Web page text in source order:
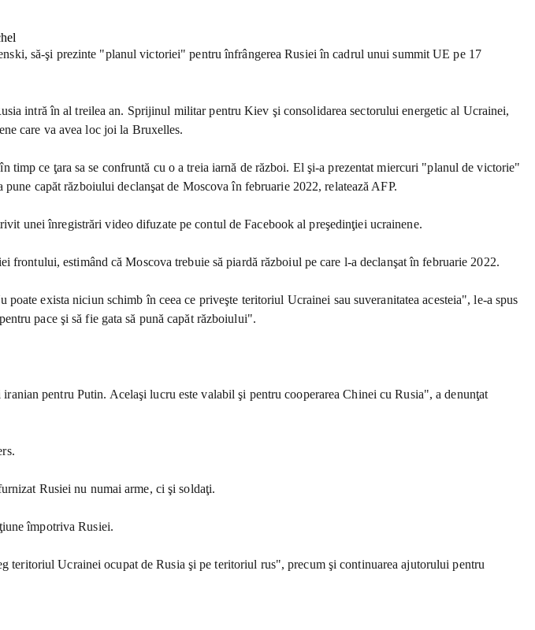
să-şi prezinte "planul victoriei" pentru înfrângerea Rusiei în cadrul unui summit UE pe 17
intră în al treilea an. Sprijinul militar pentru Kiev şi consolidarea sectorului energetic al Ucrainei,
care va avea loc joi la Bruxelles.
ce ţara sa se confruntă cu o a treia iarnă de război. El şi-a prezentat miercuri "planul de victorie"
capăt războiului declanşat de Moscova în februarie 2022, relatează AFP.
unei înregistrări video difuzate pe contul de Facebook al preşedinţiei ucrainene.
estimând că Moscova trebuie să piardă războiul pe care l-a declanşat în februarie 2022.
exista niciun schimb în ceea ce priveşte teritoriul Ucrainei sau suveranitatea acesteia", le-a spus
pace şi să fie gata să pună capăt războiului".
pentru Putin. Acelaşi lucru este valabil şi pentru cooperarea Chinei cu Rusia", a denunţat
Rusiei nu numai arme, ci şi soldaţi.
împotriva Rusiei.
Ucrainei ocupat de Rusia şi pe teritoriul rus", precum şi continuarea ajutorului pentru